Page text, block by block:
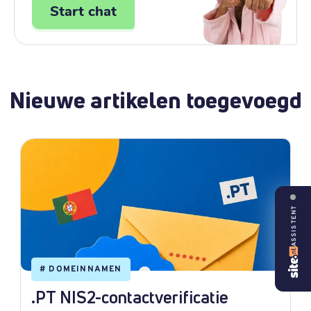
Start chat
Nieuwe artikelen toegevoegd
# DOMEINNAMEN
.PT NIS2-contactverificatie
ASSISTENT